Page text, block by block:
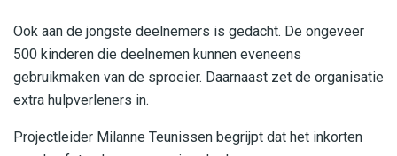
Ook aan de jongste deelnemers is gedacht. De ongeveer
500 kinderen die deelnemen kunnen eveneens
gebruikmaken van de sproeier. Daarnaast zet de organisatie
extra hulpverleners in.
Projectleider Milanne Teunissen begrijpt dat het inkorten